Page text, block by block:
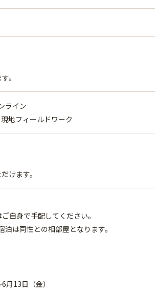
。
ライン
地フィールドワーク
けます。
自身で手配してください。
は同性との相部屋となります。
13日（金）